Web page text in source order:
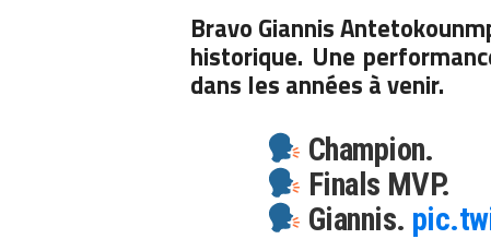
Bravo Giannis
historique. Une
dans les années à venir.
Champion.
Finals MVP.
Giannis.